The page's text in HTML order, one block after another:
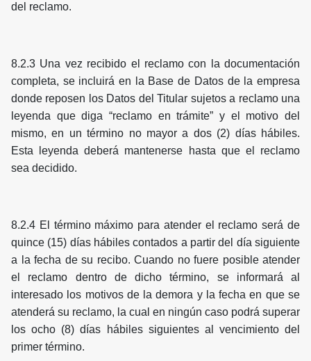
del reclamo.
8.2.3 Una vez recibido el reclamo con la documentación
completa, se incluirá en la Base de Datos de la empresa
donde reposen los Datos del Titular sujetos a reclamo una
leyenda que diga “reclamo en trámite” y el motivo del
mismo, en un término no mayor a dos (2) días hábiles.
Esta leyenda deberá mantenerse hasta que el reclamo
sea decidido.
8.2.4 El término máximo para atender el reclamo será de
quince (15) días hábiles contados a partir del día siguiente
a la fecha de su recibo. Cuando no fuere posible atender
el reclamo dentro de dicho término, se informará al
interesado los motivos de la demora y la fecha en que se
atenderá su reclamo, la cual en ningún caso podrá superar
los ocho (8) días hábiles siguientes al vencimiento del
primer término.